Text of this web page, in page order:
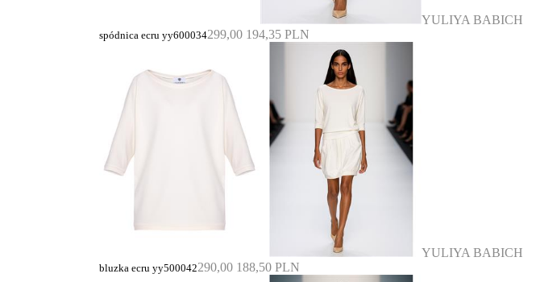
YULIYA BABICH
spódnica ecru yy600034299,00 194,35 PLN
YULIYA BABICH
bluzka ecru yy500042290,00 188,50 PLN